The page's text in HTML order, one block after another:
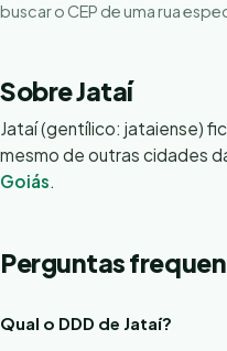
buscar o CEP de uma rua
Sobre Jataí
Jataí (gentílico: jataiense)
mesmo de outras cidades
Goiás.
Perguntas
Qual o DDD de Jataí?